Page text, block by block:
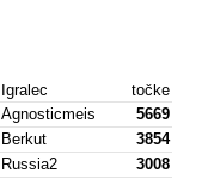
Igralec
točke
Agnosticmeis
5669
Berkut
3854
Russia2
3008